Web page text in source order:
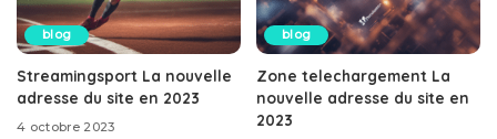
blog
Streamingsport La nouvelle
adresse du site en 2023
4 octobre 2023
blog
Zone telechargement La
nouvelle adresse du site en
2023